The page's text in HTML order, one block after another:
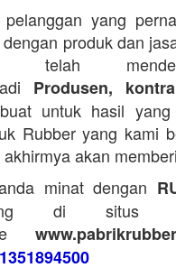
pelanggan yang
produk dan
telah
Produsen,
untuk hasil
Rubber yang kami
akhirmya akan
minat dengan
di situs